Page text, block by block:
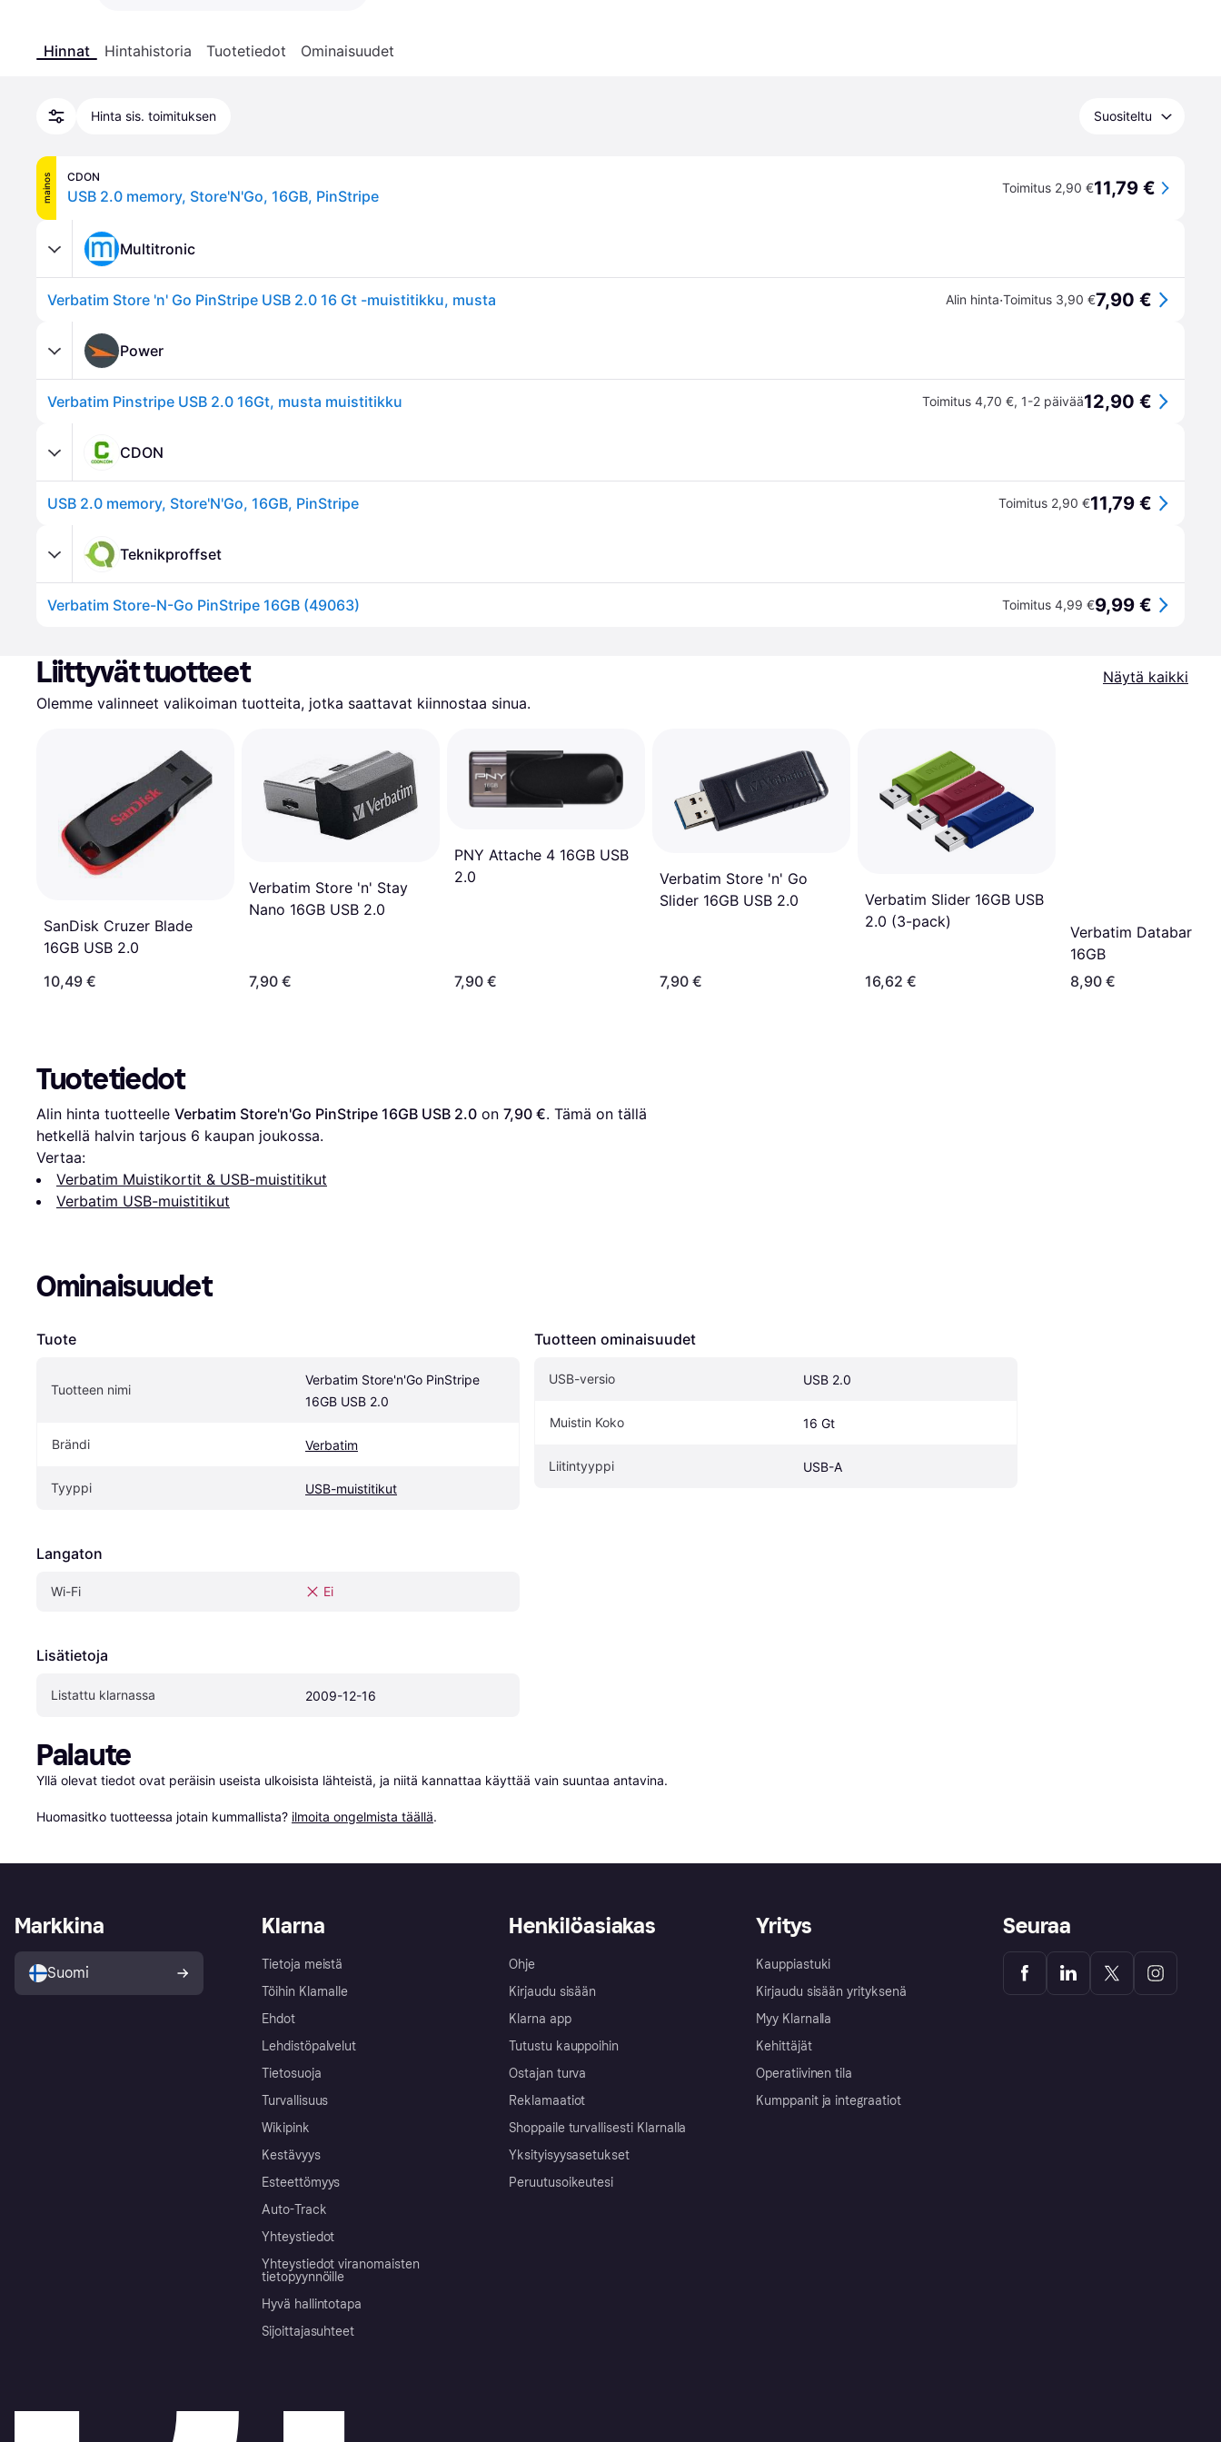
Hinnat Hintahistoria Tuotetiedot Ominaisuudet
Hinta sis. toimituksen Suositeltu
mainos CDON
USB 2.0 memory, Store'N'Go, 16GB, PinStripe Toimitus 2,90 €11,79 €
Multitronic
Verbatim Store 'n' Go PinStripe USB 2.0 16 Gt -muistitikku, musta Alin hinta·Toimitus 3,90 €7,90 €
Power
Verbatim Pinstripe USB 2.0 16Gt, musta muistitikku Toimitus 4,70 €, 1-2 päivää12,90 €
CDON
USB 2.0 memory, Store'N'Go, 16GB, PinStripe Toimitus 2,90 €11,79 €
Teknikproffset
Verbatim Store-N-Go PinStripe 16GB (49063) Toimitus 4,99 €9,99 €
Liittyvät tuotteet
Näytä kaikki
Olemme valinneet valikoiman tuotteita, jotka saattavat kiinnostaa sinua.
SanDisk Cruzer Blade
16GB USB 2.0
10,49 €
Verbatim Store 'n' Stay
Nano 16GB USB 2.0
7,90 €
PNY Attache 4 16GB USB
2.0
7,90 €
Verbatim Store 'n' Go
Slider 16GB USB 2.0
7,90 €
Verbatim Slider 16GB USB
2.0 (3-pack)
16,62 €
Verbatim Databar
16GB
8,90 €
Tuotetiedot
Alin hinta tuotteelle Verbatim Store'n'Go PinStripe 16GB USB 2.0 on 7,90 €. Tämä on tällä
hetkellä halvin tarjous 6 kaupan joukossa.
Vertaa:
Verbatim Muistikortit & USB-muistitikut
Verbatim USB-muistitikut
Ominaisuudet
Tuote
Tuotteen nimi
Verbatim Store'n'Go PinStripe
16GB USB 2.0
Brändi Verbatim
Tyyppi USB-muistitikut
Langaton
Wi-Fi Ei
Lisätietoja
Listattu klarnassa 2009-12-16
Tuotteen ominaisuudet
USB-versio USB 2.0
Muistin Koko 16 Gt
Liitintyyppi USB-A
Palaute
Yllä olevat tiedot ovat peräisin useista ulkoisista lähteistä, ja niitä kannattaa käyttää vain suuntaa antavina.
Huomasitko tuotteessa jotain kummallista? ilmoita ongelmista täällä.
Klarna
Tietoja meistä
Töihin Klarnalle
Ehdot
Lehdistöpalvelut
Tietosuoja
Turvallisuus
Wikipink
Kestävyys
Esteettömyys
Auto-Track
Yhteystiedot
Yhteystiedot viranomaisten
tietopyynnöille
Hyvä hallintotapa
Sijoittajasuhteet
Henkilöasiakas
Ohje
Kirjaudu sisään
Klarna app
Tutustu kauppoihin
Ostajan turva
Reklamaatiot
Shoppaile turvallisesti Klarnalla
Yksityisyysasetukset
Peruutusoikeutesi
Yritys
Kauppiastuki
Kirjaudu sisään yrityksenä
Myy Klarnalla
Kehittäjät
Operatiivinen tila
Kumppanit ja integraatiot
Markkina
Suomi
Seuraa